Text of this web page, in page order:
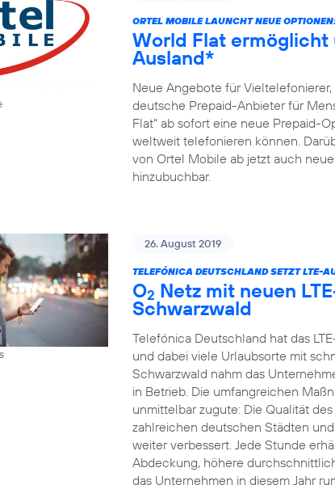
ORTEL MOBILE LAUNCHT NEUE
World Flat ermöglicht
Ausland*
Neue Angebote für
deutsche Prepaid-Anbieter für
Flat“ ab sofort eine neue Prepaid-
weltweit telefonieren können.
von Ortel Mobile ab jetzt auch
hinzubuchbar.
26. August 2019
TELEFÓNICA DEUTSCHLAND SETZT LTE-
O2 Netz mit neuen
Schwarzwald
Telefónica Deutschland hat das
und dabei viele Urlaubsorte mit
Schwarzwald nahm das
in Betrieb. Die umfangreichen
unmittelbar zugute: Die Qualität
zahlreichen deutschen Städten
weiter verbessert. Jede Stunde
Abdeckung, höhere
das Unternehmen in diesem Jahr